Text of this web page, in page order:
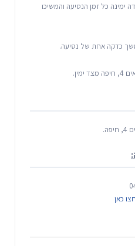
בהצמדה ימינה כל זמן הנסיעה והמשיכו
כאן